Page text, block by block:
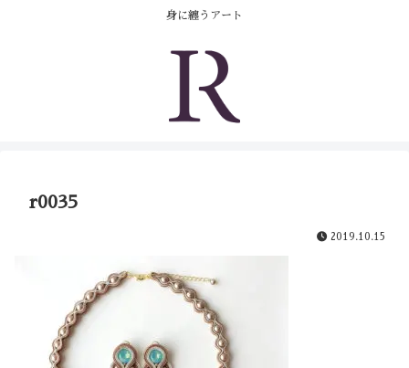
身に纏うアート
r0035
2019.10.15